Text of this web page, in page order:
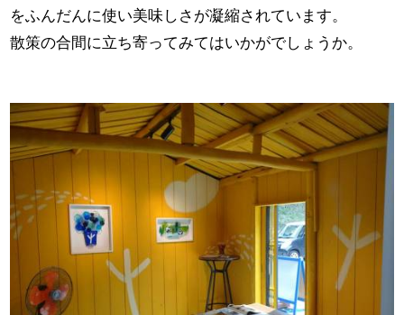
をふんだんに使い美味しさが凝縮されています。
散策の合間に立ち寄ってみてはいかがでしょうか。